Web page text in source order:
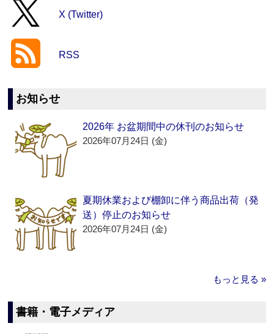
X (Twitter)
RSS
お知らせ
2026年 お盆期間中の休刊のお知らせ
2026年07月24日 (金)
夏期休業および棚卸に伴う商品出荷（発
送）停止のお知らせ
2026年07月24日 (金)
もっと見る »
書籍・電子メディア